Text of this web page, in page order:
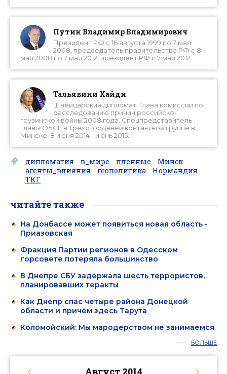
Путин Владимир Владимирович
Президент РФ с 16 августа 1999 по 7 мая
2008, председатель правительства РФ с 8
мая 2008 по 7 мая 2012, президент РФ с 7 мая 2012
Тальявини Хайди
Швейцарский дипломат. Глава комиссии по
расследованию причин российско-
грузинской войны 2008 года. Спецпредставитель
главы ОБСЕ в Трехсторонней контактной группе в
Минске, 8 июня 2014 - июнь 2015.
дипломатия в_мире пленные
Минск
агенты_влияния
геополитика
Нормандия
ТКГ
читайте также
На Донбассе может появиться новая область -
Приазовская
Фракция Партии регионов в Одесском
горсовете потеряла большинство
В Днепре СБУ задержала шесть террористов,
планировавших теракты
Как Днепр спас четыре района Донецкой
области и причём здесь Тарута
Коломойский: Мы мародерством не занимаемся
БОЛЬШЕ
Август 2014